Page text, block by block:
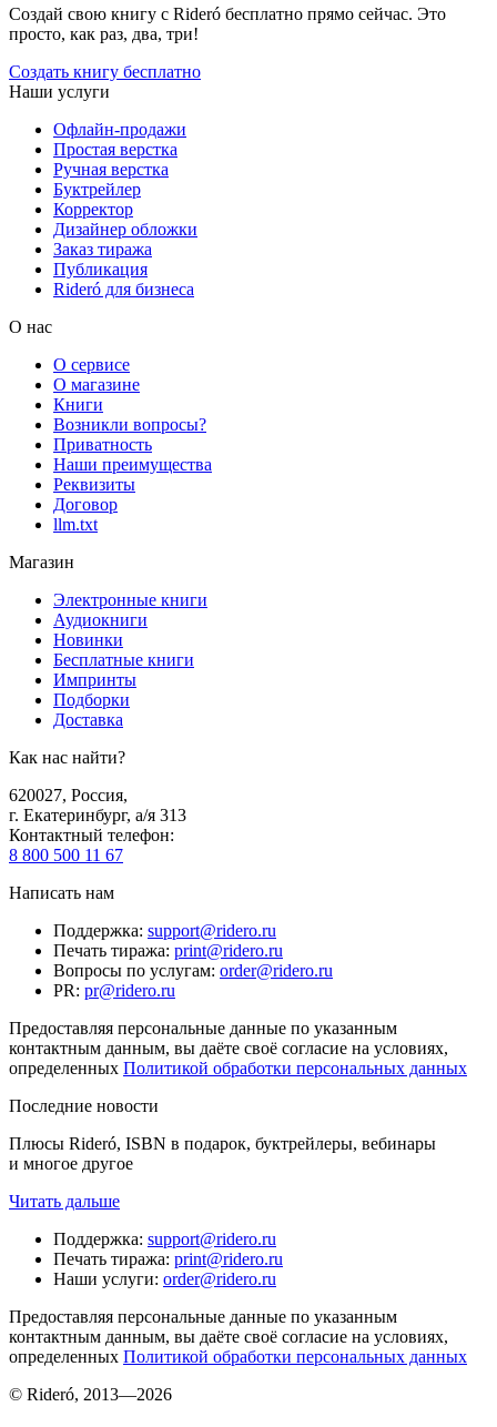
Создай свою книгу с Rideró бесплатно прямо сейчас. Это
просто, как раз, два, три!
Создать книгу бесплатно
Наши услуги
Офлайн-продажи
Простая верстка
Ручная верстка
Буктрейлер
Корректор
Дизайнер обложки
Заказ тиража
Публикация
Rideró для бизнеса
О нас
О сервисе
О магазине
Книги
Возникли вопросы?
Приватность
Наши преимущества
Реквизиты
Договор
llm.txt
Магазин
Электронные книги
Аудиокниги
Новинки
Бесплатные книги
Импринты
Подборки
Доставка
Как нас найти?
620027, Россия,
г. Екатеринбург, а/я 313
Контактный телефон:
8 800 500 11 67
Написать нам
Поддержка: support@ridero.ru
Печать тиража: print@ridero.ru
Вопросы по услугам: order@ridero.ru
PR: pr@ridero.ru
Предоставляя персональные данные по указанным
контактным данным, вы даёте своё согласие на условиях,
определенных Политикой обработки персональных данных
Последние новости
Плюсы Rideró, ISBN в подарок, буктрейлеры, вебинары
и многое другое
Читать дальше
Поддержка: support@ridero.ru
Печать тиража: print@ridero.ru
Наши услуги: order@ridero.ru
Предоставляя персональные данные по указанным
контактным данным, вы даёте своё согласие на условиях,
определенных Политикой обработки персональных данных
© Rideró, 2013—2026